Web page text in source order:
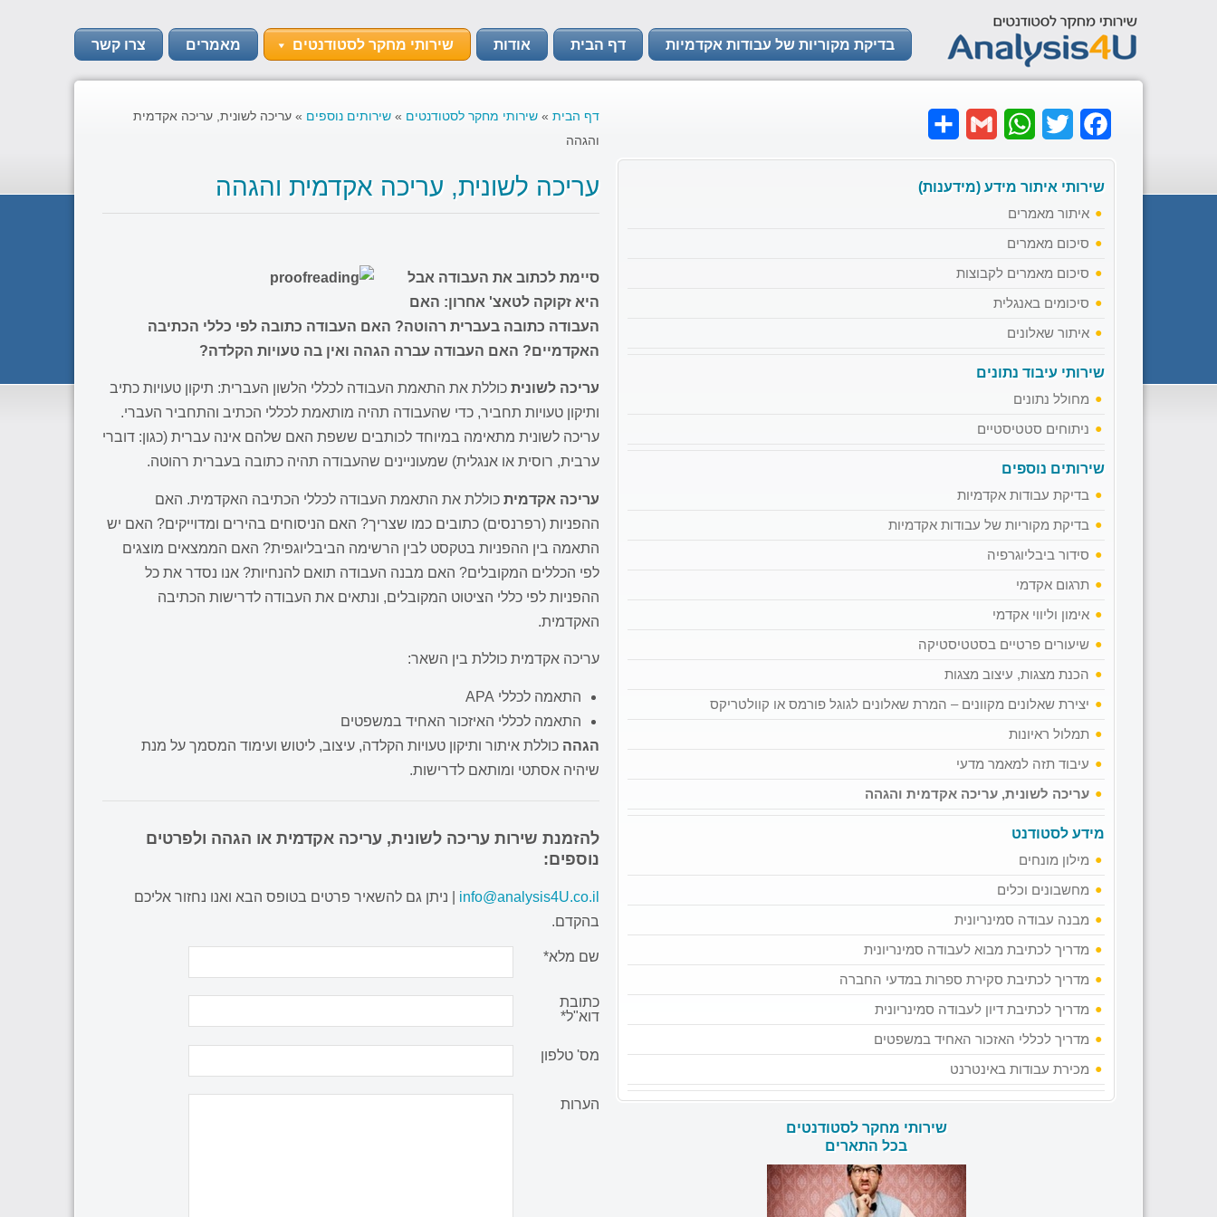
בדיקת מקוריות של עבודות אקדמיות דף הבית אודות שירותי מחקר לסטודנטים מאמרים צרו קשר
Facebook
Twitter
WhatsApp
Gmail
שירותי איתור מידע (מידענות)
איתור מאמרים
סיכום מאמרים
סיכום מאמרים לקבוצות
סיכומים באנגלית
איתור שאלונים
שירותי עיבוד נתונים
מחולל נתונים
ניתוחים סטטיסטיים
שירותים נוספים
בדיקת עבודות אקדמיות
בדיקת מקוריות של עבודות אקדמיות
סידור ביבליוגרפיה
תרגום אקדמי
אימון וליווי אקדמי
שיעורים פרטיים בסטטיסטיקה
הכנת מצגות, עיצוב מצגות
יצירת שאלונים מקוונים – המרת שאלונים לגוגל פורמס או קוולטריקס
תמלול ראיונות
עיבוד תזה למאמר מדעי
עריכה לשונית, עריכה אקדמית והגהה
מידע לסטודנט
מילון מונחים
מחשבונים וכלים
מבנה עבודה סמינריונית
מדריך לכתיבת מבוא לעבודה סמינריונית
מדריך לכתיבת סקירת ספרות במדעי החברה
מדריך לכתיבת דיון לעבודה סמינריונית
מדריך לכללי האזכור האחיד במשפטים
מכירת עבודות באינטרנט
שירותי מחקר לסטודנטים
בכל התארים
דף הבית » שירותי מחקר לסטודנטים » שירותים נוספים » עריכה לשונית, עריכה אקדמית
והגהה
עריכה לשונית, עריכה אקדמית והגהה
סיימת לכתוב את העבודה אבל
היא זקוקה לטאצ' אחרון: האם
העבודה כתובה בעברית רהוטה? האם העבודה כתובה לפי כללי הכתיבה
האקדמיים? האם העבודה עברה הגהה ואין בה טעויות הקלדה?
עריכה לשונית כוללת את התאמת העבודה לכללי הלשון העברית: תיקון טעויות כתיב
ותיקון טעויות תחביר, כדי שהעבודה תהיה מותאמת לכללי הכתיב והתחביר העברי.
עריכה לשונית מתאימה במיוחד לכותבים ששפת האם שלהם אינה עברית (כגון: דוברי
ערבית, רוסית או אנגלית) שמעוניינים שהעבודה תהיה כתובה בעברית רהוטה.
עריכה אקדמית כוללת את התאמת העבודה לכללי הכתיבה האקדמית. האם
ההפניות (רפרנסים) כתובים כמו שצריך? האם הניסוחים בהירים ומדוייקים? האם יש
התאמה בין ההפניות בטקסט לבין הרשימה הביבליוגפית? האם הממצאים מוצגים
לפי הכללים המקובלים? האם מבנה העבודה תואם להנחיות? אנו נסדר את כל
ההפניות לפי כללי הציטוט המקובלים, ונתאים את העבודה לדרישות הכתיבה
האקדמית.
עריכה אקדמית כוללת בין השאר:
התאמה לכללי APA
התאמה לכללי האיזכור האחיד במשפטים
הגהה כוללת איתור ותיקון טעויות הקלדה, עיצוב, ליטוש ועימוד המסמך על מנת
שיהיה אסתטי ומותאם לדרישות.
להזמנת שירות עריכה לשונית, עריכה אקדמית או הגהה ולפרטים
נוספים:
info@analysis4U.co.il | ניתן גם להשאיר פרטים בטופס הבא ואנו נחזור אליכם
בהקדם.
שם מלא*
כתובת
דוא"ל*
מס' טלפון
הערות